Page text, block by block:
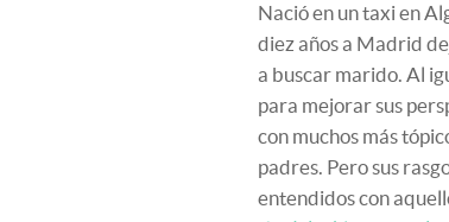
Nació en un taxi en
diez años a Madrid
a buscar marido. Al
para mejorar sus
con muchos más
padres. Pero sus
entendidos con